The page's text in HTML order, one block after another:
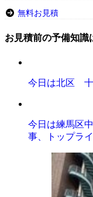
無料お見積
お見積前の予備知識
今日は北区 十
今日は練馬区
事、トップラ